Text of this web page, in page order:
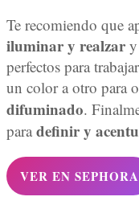
Te recomiendo que
iluminar y realzar
perfectos para
un color a otro para
difuminado.
para definir y
VER EN SEPHORA